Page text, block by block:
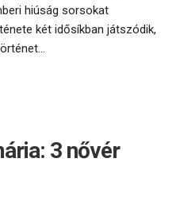
hiúság sorsokat
két idősíkban játszódik,
3 nővér